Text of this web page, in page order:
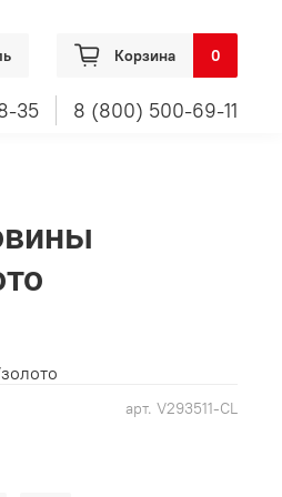
Корзина 0
35 8 (800) 500-69-11
арт. V293511-CL